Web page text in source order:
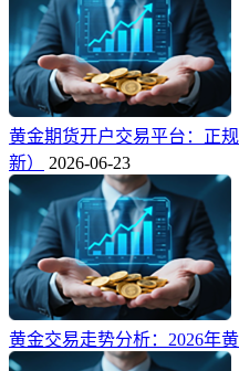
黄金期货开户交易平台：正
新）
2026-06-23
黄金交易走势分析：2026年